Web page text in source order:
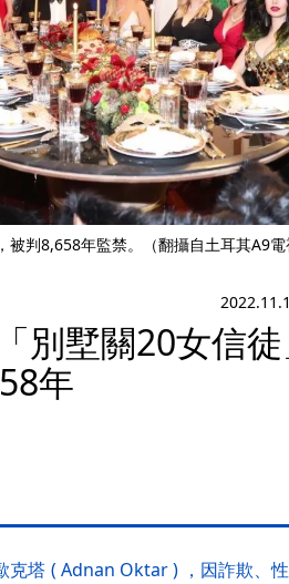
判8,658年監禁。（翻攝自土耳其A9電
別墅關20女信
年
克塔 ( Adnan Oktar ) ，因詐欺、